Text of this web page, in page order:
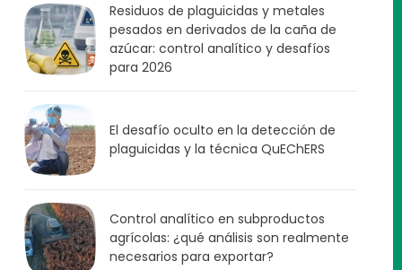
Residuos de plaguicidas y metales
pesados en derivados de la caña de
azúcar: control analítico y desafíos
para 2026
El desafío oculto en la detección de
plaguicidas y la técnica QuEChERS
Control analítico en subproductos
agrícolas: ¿qué análisis son realmente
necesarios para exportar?